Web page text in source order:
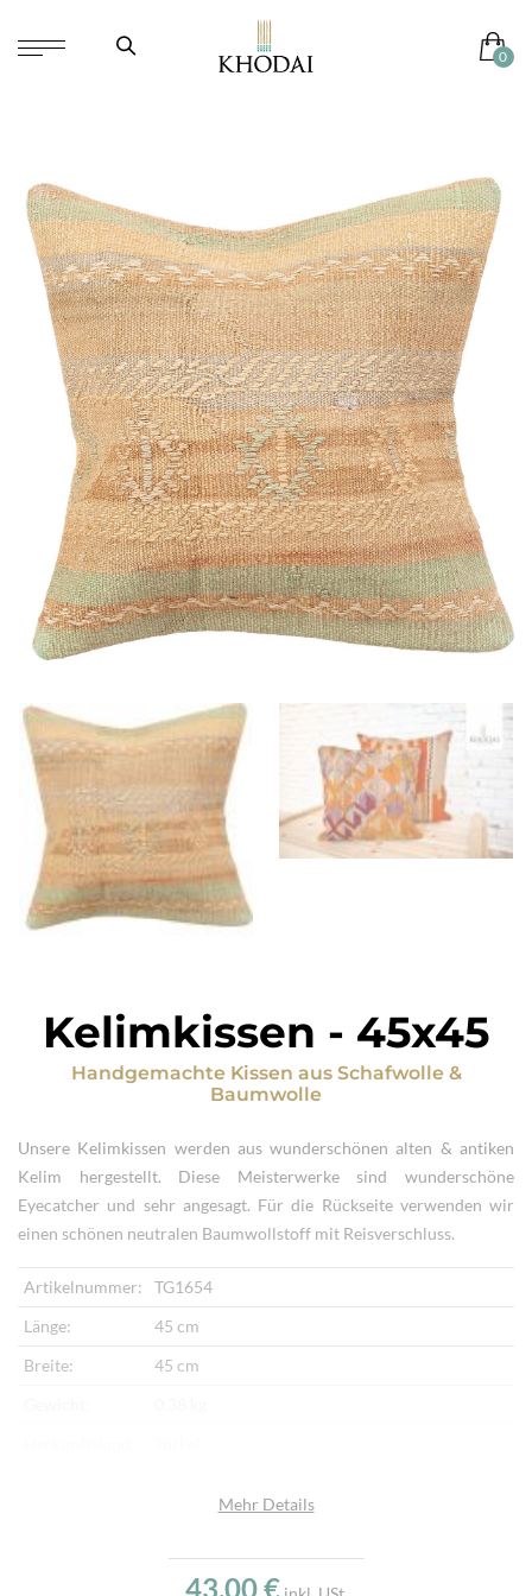
Kelimkissen - 45x45
Handgemachte Kissen aus Schafwolle &
Baumwolle
Unsere Kelimkissen werden aus wunderschönen alten & antiken
Kelim hergestellt. Diese Meisterwerke sind wunderschöne
Eyecatcher und sehr angesagt. Für die Rückseite verwenden wir
einen schönen neutralen Baumwollstoff mit Reisverschluss.
Artikelnummer:
TG1654
Länge:
45 cm
Breite:
45 cm
Handgewebt, Handbestickt
Mehr Details
43,00 €